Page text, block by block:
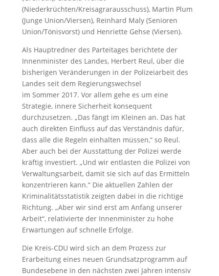
(Niederkrüchten/Kreisagrarausschuss), Martin Plum
(Junge Union/Viersen), Reinhard Maly (Senioren
Union/Tönisvorst) und Henriette Gehse (Viersen).
Als Hauptredner des Parteitages berichtete der
Innenminister des Landes, Herbert Reul, über die
bisherigen Veränderungen in der Polizeiarbeit des
Landes seit dem Regierungswechsel
im Sommer 2017. Vor allem gehe es um eine
Strategie, innere Sicherheit konsequent
durchzusetzen. „Das fängt im Kleinen an. Das hat
auch direkten Einfluss auf das Verständnis dafür,
dass alle die Regeln einhalten müssen,“ so Reul.
Aber auch bei der Ausstattung der Polizei werde
kräftig investiert. „Und wir entlasten die Polizei von
Verwaltungsarbeit, damit sie sich auf das Ermitteln
konzentrieren kann.“ Die aktuellen Zahlen der
Kriminalitätsstatistik zeigten dabei in die richtige
Richtung. „Aber wir sind erst am Anfang unserer
Arbeit“, relativierte der Innenminister zu hohe
Erwartungen auf schnelle Erfolge.
Die Kreis-CDU wird sich an dem Prozess zur
Erarbeitung eines neuen Grundsatzprogramm auf
Bundesebene in den nächsten zwei Jahren intensiv